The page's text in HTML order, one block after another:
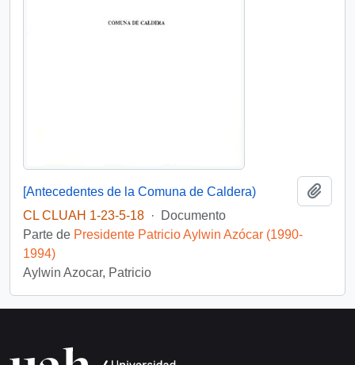
[Antecedentes de la Comuna de Caldera)
CL CLUAH 1-23-5-18 ·
Documento
Parte de Presidente Patricio Aylwin Azócar (1990-
1994)
Aylwin Azocar, Patricio